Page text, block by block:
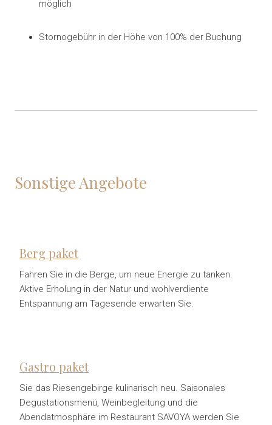
möglich
Stornogebühr in der Höhe von 100% der Buchung
Sonstige Angebote
Berg paket
Fahren Sie in die Berge, um neue Energie zu tanken.
Aktive Erholung in der Natur und wohlverdiente
Entspannung am Tagesende erwarten Sie.
Gastro paket
Sie das Riesengebirge kulinarisch neu. Saisonales
Degustationsmenü, Weinbegleitung und die
Abendatmosphäre im Restaurant SAVOYA werden Sie